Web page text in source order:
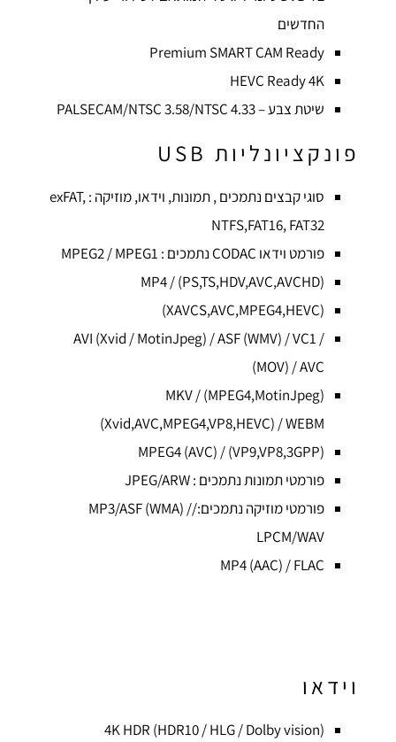
החדשים
Premium SMART CAM Ready
HEVC Ready 4K
שיטת צבע – 4.33 PALSECAM/NTSC 3.58/NTSC
פונקציונליות USB
סוגי קבצים נתמכים , תמונות, וידאו, מוזיקה : exFAT,
NTFS,FAT16, FAT32
פורמט וידאו CODAC נתמכים : MPEG2 / MPEG1
(PS,TS,HDV,AVC,AVCHD) / MP4
(XAVCS,AVC,MPEG4,HEVC)
/ AVI (Xvid / MotinJpeg) / ASF (WMV) / VC1
(MOV) / AVC
(MPEG4,MotinJpeg) / MKV
(Xvid,AVC,MPEG4,VP8,HEVC) / WEBM
(VP9,VP8,3GPP) / MPEG4 (AVC)
פורמטי תמונות נתמכים : JPEG/ARW
פורמטי מוזיקה נתמכים:/MP3/ASF (WMA) /
LPCM/WAV
MP4 (AAC) / FLAC
וידאו
4K HDR (HDR10 / HLG / Dolby vision)